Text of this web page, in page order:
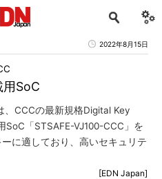
2022年8月15日
SoC
、CCCの最新規格Digital Key
「STSAFE-VJ100-CCC」を
に適しており、高いセキュリテ
[EDN Japan]